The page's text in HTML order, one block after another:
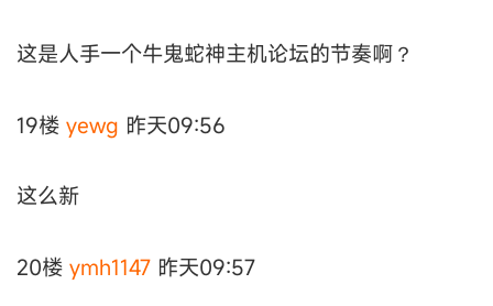
这是人手一个牛鬼蛇神主机论坛的节奏啊？
19楼 yewg 昨天09:56
这么新
20楼 ymh1147 昨天09:57